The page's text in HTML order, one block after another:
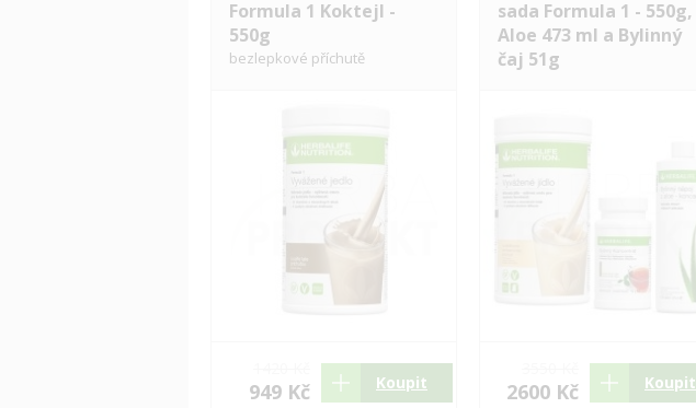
Formula 1 Koktejl -
550g
bezlepkové příchutě
949 Kč Koupit
sada Formula 1 - 550g,
Aloe 473 ml a Bylinný
čaj 51g
2600 Kč Koupit